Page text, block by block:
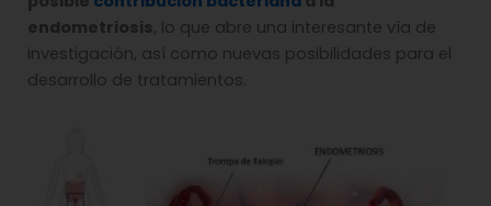
endometriosis, lo que abre una interesante vía de
investigación, así como nuevas posibilidades para el
desarrollo de tratamientos.